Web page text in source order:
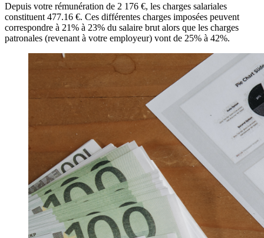
Depuis votre rémunération de 2 176 €, les charges salariales
constituent 477.16 €. Ces différentes charges imposées peuvent
correspondre à 21% à 23% du salaire brut alors que les charges
patronales (revenant à votre employeur) vont de 25% à 42%.